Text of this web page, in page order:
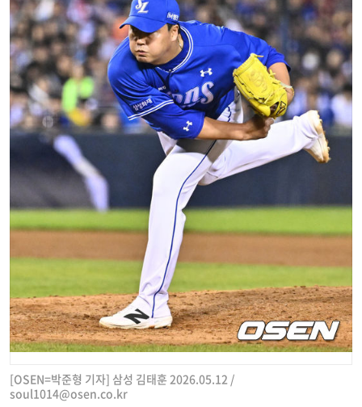
[OSEN=박준형 기자] 삼성 김태훈 2026.05.12 /
soul1014@osen.co.kr